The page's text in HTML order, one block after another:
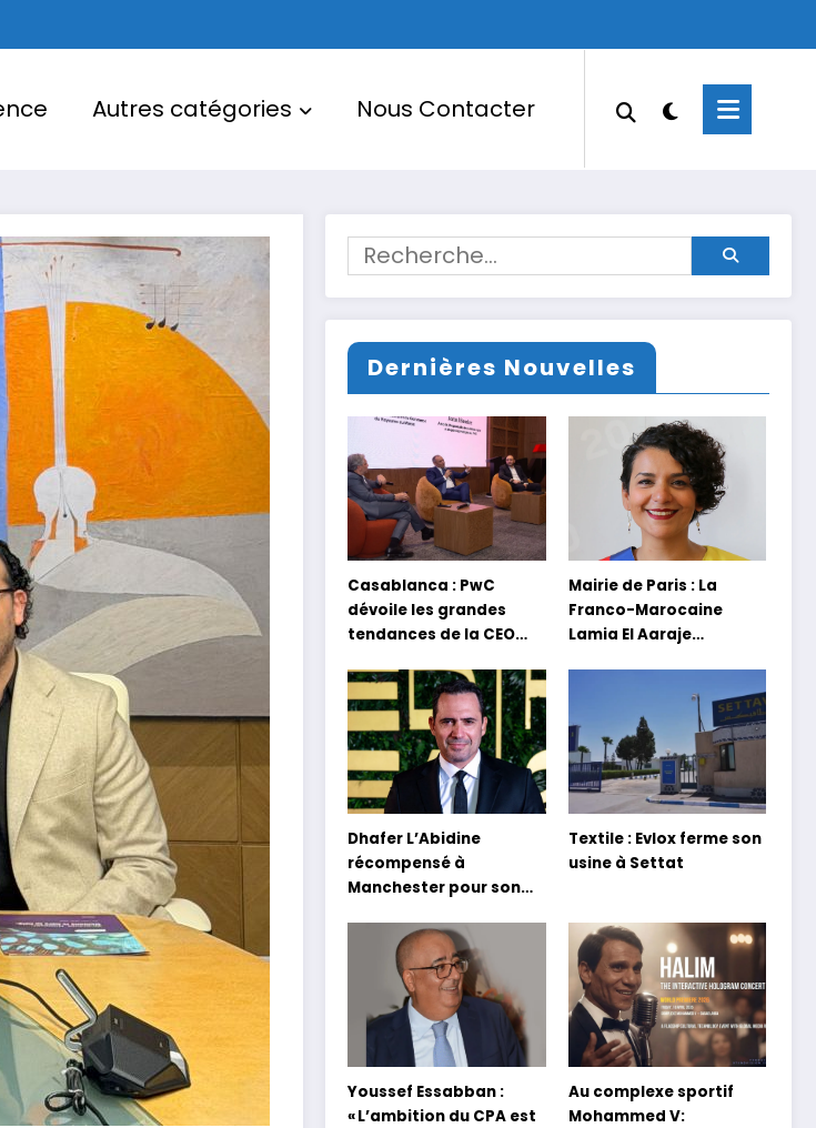
Autres catégories Nous Contacter
Dernières Nouvelles
Casablanca : PwC
dévoile les grandes
tendances de la CEO
Mairie de Paris : La
Franco-Marocaine
Lamia El Aaraje
Dhafer L’Abidine
récompensé à
Manchester pour son
Textile : Evlox ferme son
usine à Settat
Youssef Essabban :
« L’ambition du CPA est
Au complexe sportif
Mohammed V: